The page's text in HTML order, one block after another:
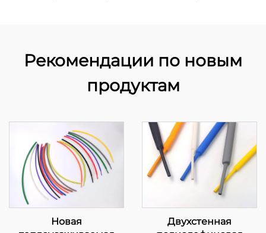
Рекомендации по новым
продуктам
Новая
Двухстенная